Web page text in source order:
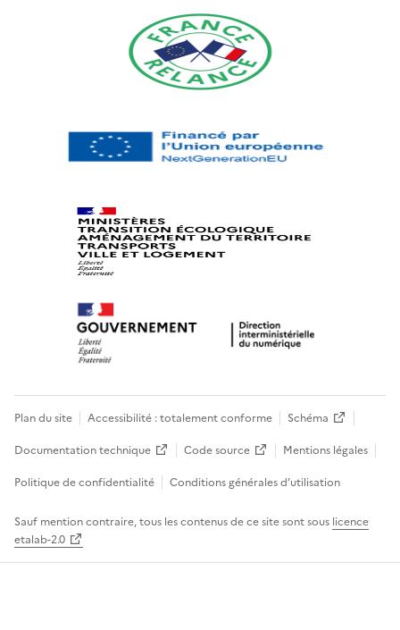
Plan du site Accessibilité : totalement conforme
Schéma
Documentation technique
Code source
Mentions légales
Politique de confidentialité
Conditions générales d’utilisation
Sauf mention contraire, tous les contenus de ce site sont sous licence
etalab-2.0